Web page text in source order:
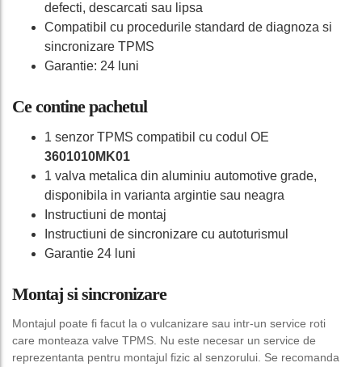
defecti, descarcati sau lipsa
Compatibil cu procedurile standard de diagnoza si
sincronizare TPMS
Garantie: 24 luni
Ce contine pachetul
1 senzor TPMS compatibil cu codul OE
3601010MK01
1 valva metalica din aluminiu automotive grade,
disponibila in varianta argintie sau neagra
Instructiuni de montaj
Instructiuni de sincronizare cu autoturismul
Garantie 24 luni
Montaj si sincronizare
Montajul poate fi facut la o vulcanizare sau intr-un service roti
care monteaza valve TPMS. Nu este necesar un service de
reprezentanta pentru montajul fizic al senzorului. Se recomanda